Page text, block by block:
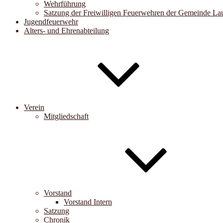
Wehrführung
Satzung der Freiwilligen Feuerwehren der Gemeinde
Jugendfeuerwehr
Alters- und Ehrenabteilung
Verein
Mitgliedschaft
Vorstand
Vorstand Intern
Satzung
Chronik